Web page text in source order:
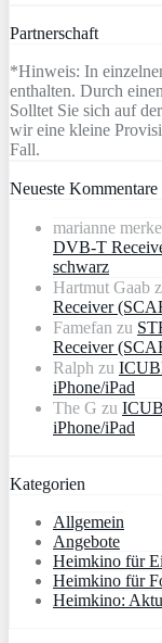
Partnerschaft
*Hinweis: In
enthalten. Durch
Solltet Sie sich auf
wir eine kleine
Fall.
Neueste Kommentare
marianne
DVB-T
schwarz
Hartmut Gaab
Receiver
Famefan zu
Receiver
Ralph zu
iPhone/iPad
The G zu
iPhone/iPad
Kategorien
Allgemein
Angebote
Heimkino für
Heimkino für
Heimkino: